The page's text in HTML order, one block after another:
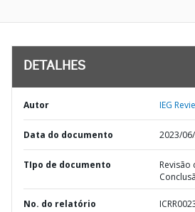
DETALHES
Autor IEG
Data do documento 2023/
TIpo de documento
Revisão
No. do relatório